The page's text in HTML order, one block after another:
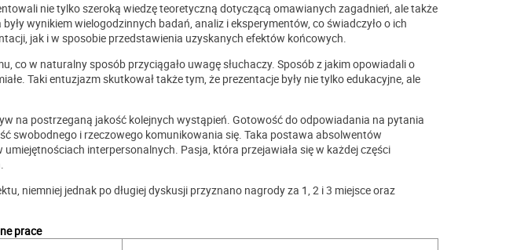
nie tylko szeroką wiedzę teoretyczną dotyczącą omawianych zagadnień, ale także
wynikiem wielogodzinnych badań, analiz i eksperymentów, co świadczyło o ich
jak i w sposobie przedstawienia uzyskanych efektów końcowych.
co w naturalny sposób przyciągało uwagę słuchaczy. Sposób z jakim opowiadali o
Taki entuzjazm skutkował także tym, że prezentacje były nie tylko edukacyjne, ale
na postrzeganą jakość kolejnych wystąpień. Gotowość do odpowiadania na pytania
swobodnego i rzeczowego komunikowania się. Taka postawa absolwentów
interpersonalnych. Pasja, która przejawiała się w każdej części
niemniej jednak po długiej dyskusji przyznano nagrody za 1, 2 i 3 miejsce oraz
prace